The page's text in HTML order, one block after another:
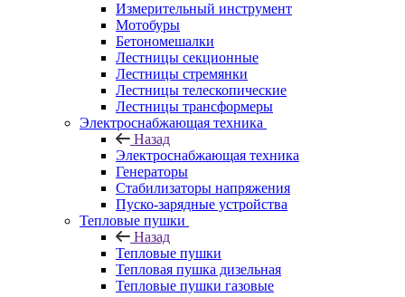
Измерительный инструмент
Мотобуры
Бетономешалки
Лестницы секционные
Лестницы стремянки
Лестницы телескопические
Лестницы трансформеры
Электроснабжающая техника
Назад
Электроснабжающая техника
Генераторы
Стабилизаторы напряжения
Пуско-зарядные устройства
Тепловые пушки
Назад
Тепловые пушки
Тепловая пушка дизельная
Тепловые пушки газовые